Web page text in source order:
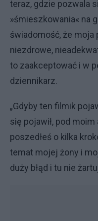
teraz, gdzie pozwala
»śmieszkowania« na
świadomość, że
niezdrowe,
to zaakceptować i w
dziennikarz.
„Gdyby ten filmik
się pojawił, pod moim
poszedłeś o kilka
temat mojej żony i
duży błąd i tu nie